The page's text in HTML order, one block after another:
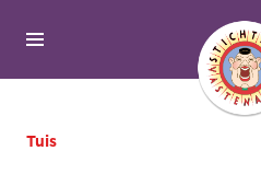
Tuis